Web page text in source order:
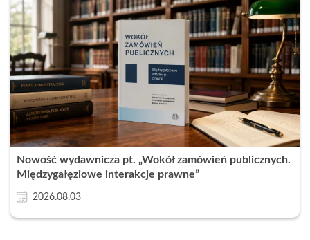
Nowość wydawnicza pt. „Wokół zamówień publicznych.
Międzygałęziowe interakcje prawne”
2026.08.03